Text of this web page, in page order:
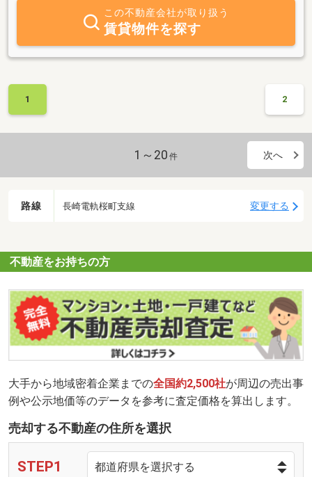
いと考えております。 また、不動産賃貸業として弊社の所有す
るビル・駐車場・貸地の賃貸によりお客様の繁栄の一助になるよう
取り組みます。 不動産コンサルタント業では、お客様が所有され
ている不動産の効率的な運用や相続税対策等のコンサルティングを
行います。 さらに市民農園企画管理業では、弊社の最終的な目標
り組んでおります。 最後に、私どもはコンプライアンスに対する
高い意識をもち、地域とお客様の繁栄の為に努力する事を目標に業
務運営を行います。 「お客様の笑顔をめざして」という企業理念
の下、新しい感覚と柔軟な発想で一歩一歩前進して参りたいと考え
ておりますので、一層のご支援を賜りますようお願い申し上げま
この不動産会社が取り扱う
賃貸物件を探す
1 2
1～20 件 次へ
路線 長崎電軌桜町支線 変更する
不動産をお持ちの方
大手から地域密着企業までの全国約2,500社が周辺の売出事
例や公示地価等のデータを参考に査定価格を算出します。
売却する不動産の住所を選択
STEP1